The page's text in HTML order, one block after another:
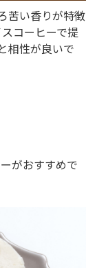
苦い香りが特徴
コーヒーで提
相性が良いで
がおすすめで